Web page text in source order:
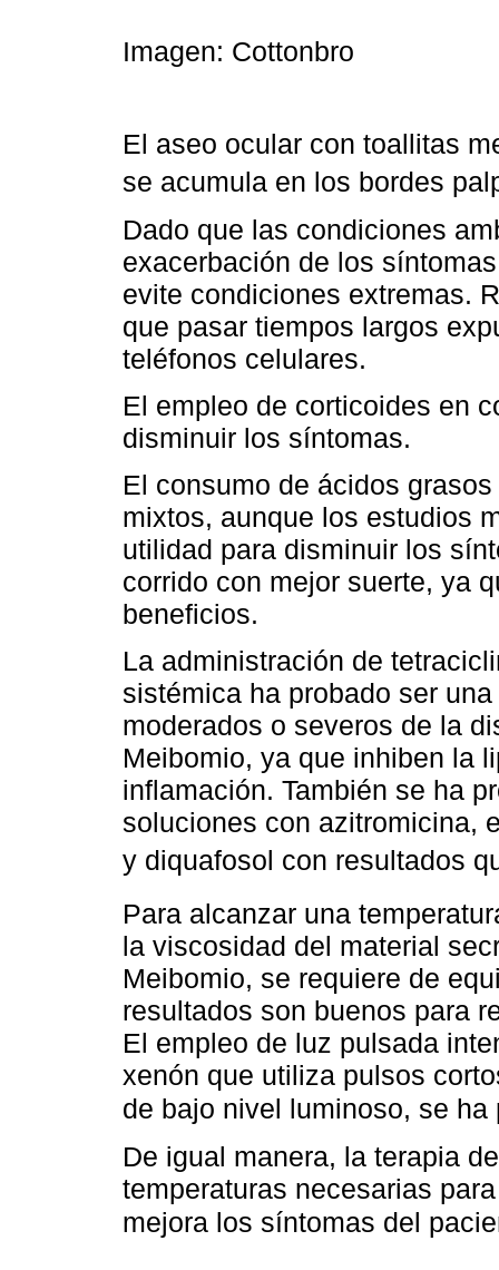
Imagen: Cottonbro
El aseo ocular con toallitas
se acumula en los bordes
Dado que las condiciones
exacerbación de los
evite condiciones extremas.
que pasar tiempos largos
teléfonos celulares.
El empleo de corticoides en
disminuir los síntomas.
El consumo de ácidos
mixtos, aunque los estudios
utilidad para disminuir los
corrido con mejor suerte, ya
beneficios.
La administración de
sistémica ha probado ser
moderados o severos de la
Meibomio, ya que inhiben la
inflamación. También se ha
soluciones con azitromicina,
y diquafosol con resultados
Para alcanzar una
la viscosidad del material
Meibomio, se requiere de
resultados son buenos para
El empleo de luz pulsada
xenón que utiliza pulsos
de bajo nivel luminoso, se
De igual manera, la terapia
temperaturas necesarias
mejora los síntomas del